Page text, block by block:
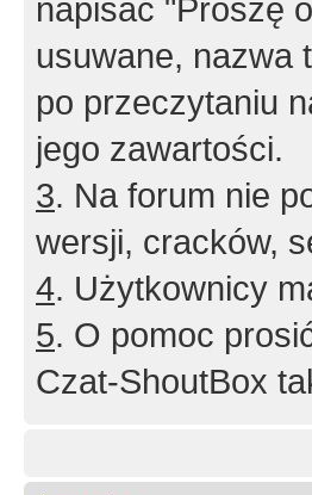
napisać "Proszę
usuwane, nazwa
po przeczytaniu
jego zawartości.
3. Na forum nie
wersji, cracków,
4. Użytkownicy
5. O pomoc
Czat-ShoutBox